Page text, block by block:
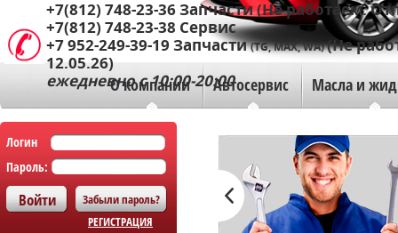
О компании Автосервис Масла и
+7(812) 748-23-36 Запчасти (Не работаем.
+7(812) 748-23-38 Сервис
+7 952-249-39-19 Запчасти(TG, MAX, WA)(Не
12.05.26)
ежедневно с 10:00-20:00
Логин
Пароль:
Забыли пароль?
РЕГИСТРАЦИЯ